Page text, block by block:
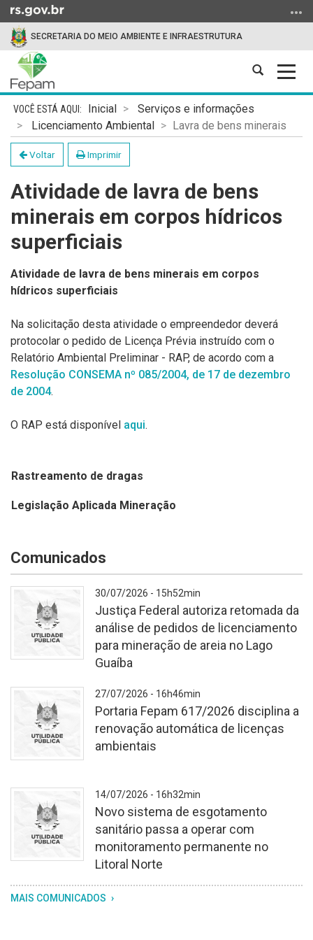
para
conteúdo
para
menu
para
busca
SECRETARIA DO MEIO AMBIENTE E INFRAESTRUTURA
Abrir
busca
Início
conteúdo
Inicial
Serviços e informações
Licenciamento Ambiental
Lavra de bens minerais
Voltar Imprimir
Atividade de lavra de bens
minerais em corpos hídricos
superficiais
Atividade de lavra de bens minerais em corpos
hídricos superficiais
Na solicitação desta atividade o empreendedor deverá
protocolar o pedido de Licença Prévia instruído com o
Relatório Ambiental Preliminar - RAP, de acordo com a
Resolução CONSEMA nº 085/2004, de 17 de dezembro
de 2004.
O RAP está disponível aqui.
Rastreamento de dragas
Legislação Aplicada Mineração
Comunicados
Fundo
branco
texturizado.
brasão
Grande
com
os
30/07/2026 - 15h52min
Justiça Federal autoriza retomada da
análise de pedidos de licenciamento
para mineração de areia no Lago
Guaíba
Fundo
branco
texturizado.
brasão
do
27/07/2026 - 16h46min
Portaria Fepam 617/2026 disciplina a
renovação automática de licenças
ambientais
Fundo
branco
14/07/2026 - 16h32min
Novo sistema de esgotamento
sanitário passa a operar com
monitoramento permanente no
Litoral Norte
MAIS COMUNICADOS